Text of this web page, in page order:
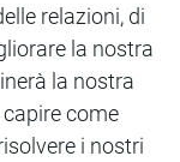
relazioni, di
la nostra
la nostra
come
i nostri